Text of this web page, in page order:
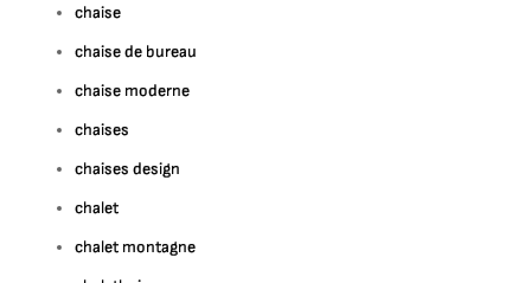
chaise
chaise de bureau
chaise moderne
chaises
chaises design
chalet
chalet montagne